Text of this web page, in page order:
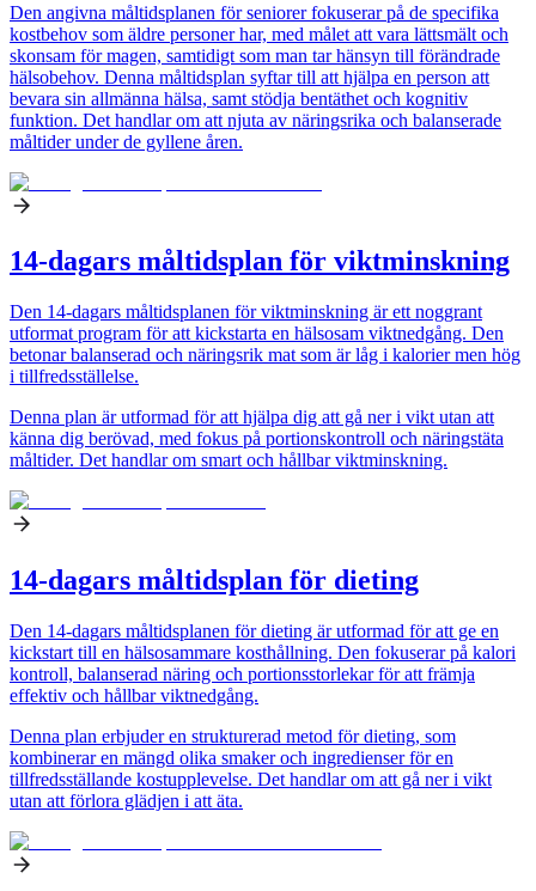
Den angivna måltidsplanen för seniorer fokuserar på de specifika
kostbehov som äldre personer har, med målet att vara lättsmält och
skonsam för magen, samtidigt som man tar hänsyn till förändrade
hälsobehov. Denna måltidsplan syftar till att hjälpa en person att
bevara sin allmänna hälsa, samt stödja bentäthet och kognitiv
funktion. Det handlar om att njuta av näringsrika och balanserade
måltider under de gyllene åren.
14-dagars måltidsplan för viktminskning
Den 14-dagars måltidsplanen för viktminskning är ett noggrant
utformat program för att kickstarta en hälsosam viktnedgång. Den
betonar balanserad och näringsrik mat som är låg i kalorier men hög
i tillfredsställelse.
Denna plan är utformad för att hjälpa dig att gå ner i vikt utan att
känna dig berövad, med fokus på portionskontroll och näringstäta
måltider. Det handlar om smart och hållbar viktminskning.
14-dagars måltidsplan för dieting
Den 14-dagars måltidsplanen för dieting är utformad för att ge en
kickstart till en hälsosammare kosthållning. Den fokuserar på kalori
kontroll, balanserad näring och portionsstorlekar för att främja
effektiv och hållbar viktnedgång.
Denna plan erbjuder en strukturerad metod för dieting, som
kombinerar en mängd olika smaker och ingredienser för en
tillfredsställande kostupplevelse. Det handlar om att gå ner i vikt
utan att förlora glädjen i att äta.